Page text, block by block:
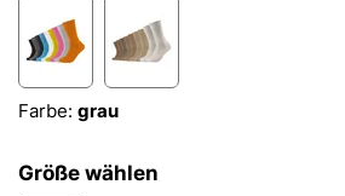
Farbe: grau
Größe wählen